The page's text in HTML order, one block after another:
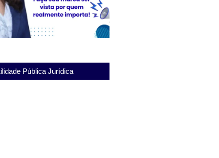
Pública Jurídica